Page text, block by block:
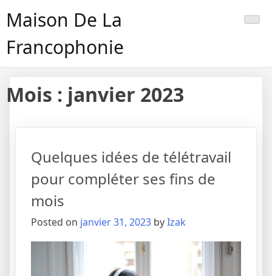
Maison De La
Francophonie
Mois : janvier 2023
Quelques idées de télétravail
pour compléter ses fins de
mois
Posted on janvier 31, 2023 byIzak